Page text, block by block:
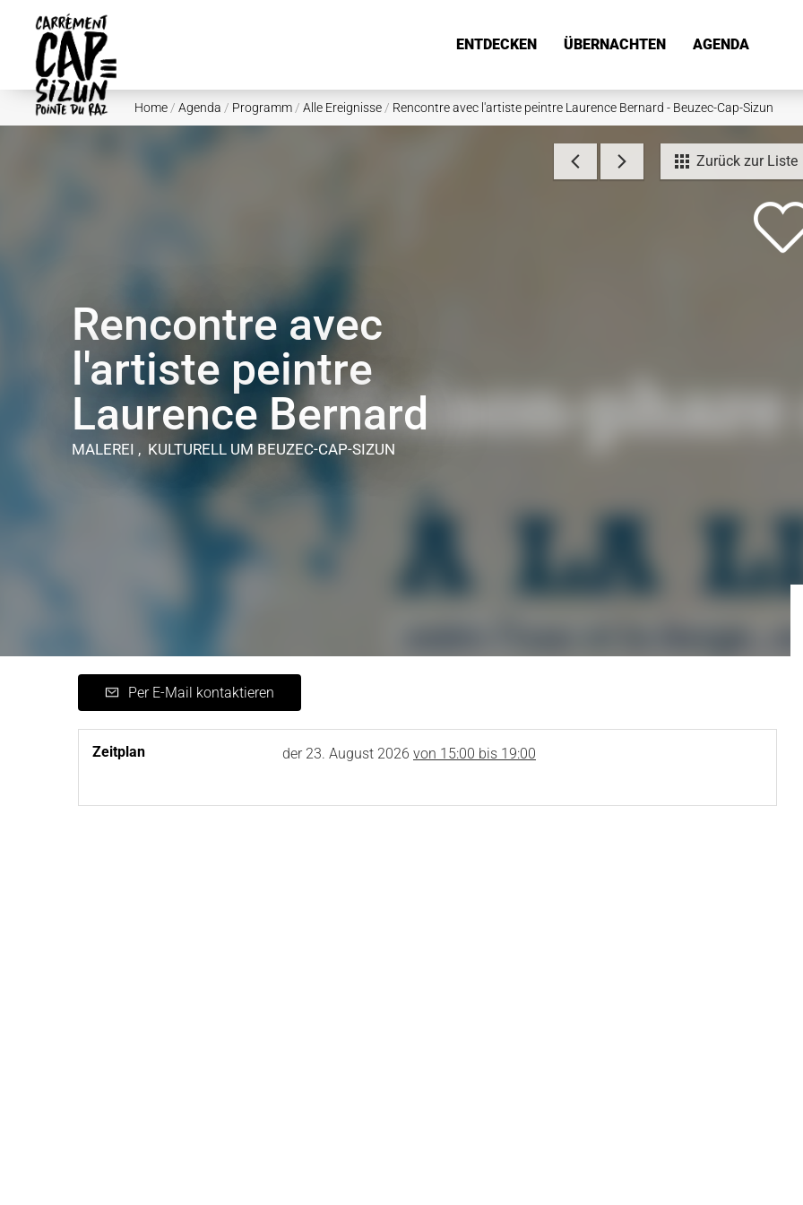
ENTDECKEN ÜBERNACHTEN AGENDA
Home / Agenda / Programm / Alle Ereignisse / Rencontre avec l'artiste peintre Laurence Bernard - Beuzec-Cap-Sizun
Zurück zur Liste
Rencontre avec
l'artiste peintre
Laurence Bernard
MALEREI , KULTURELL UM BEUZEC-CAP-SIZUN
Per E-Mail kontaktieren
Zeitplan der 23. August 2026 von 15:00 bis 19:00